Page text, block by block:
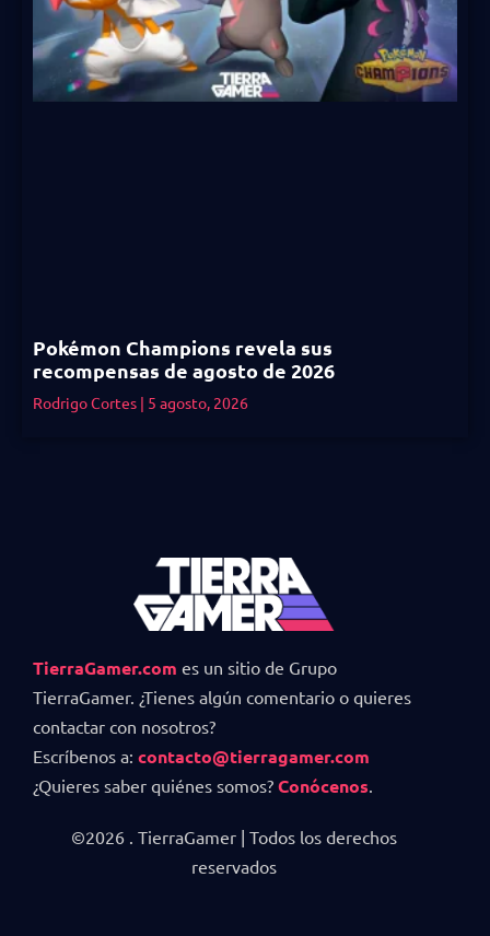
Pokémon Champions revela sus
recompensas de agosto de 2026
Rodrigo Cortes 5 agosto, 2026
TierraGamer.com es un sitio de Grupo
TierraGamer. ¿Tienes algún comentario o quieres
contactar con nosotros?
Escríbenos a: contacto@tierragamer.com
¿Quieres saber quiénes somos? Conócenos.
©2026 . TierraGamer | Todos los derechos
reservados